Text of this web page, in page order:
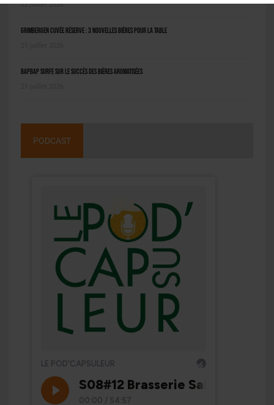
22 juillet 2026
Grimbergen Cuvée Réserve : 3 nouvelles bières pour la table
BAPBAP surfe sur le succès des bières aromatisées
PODCAST